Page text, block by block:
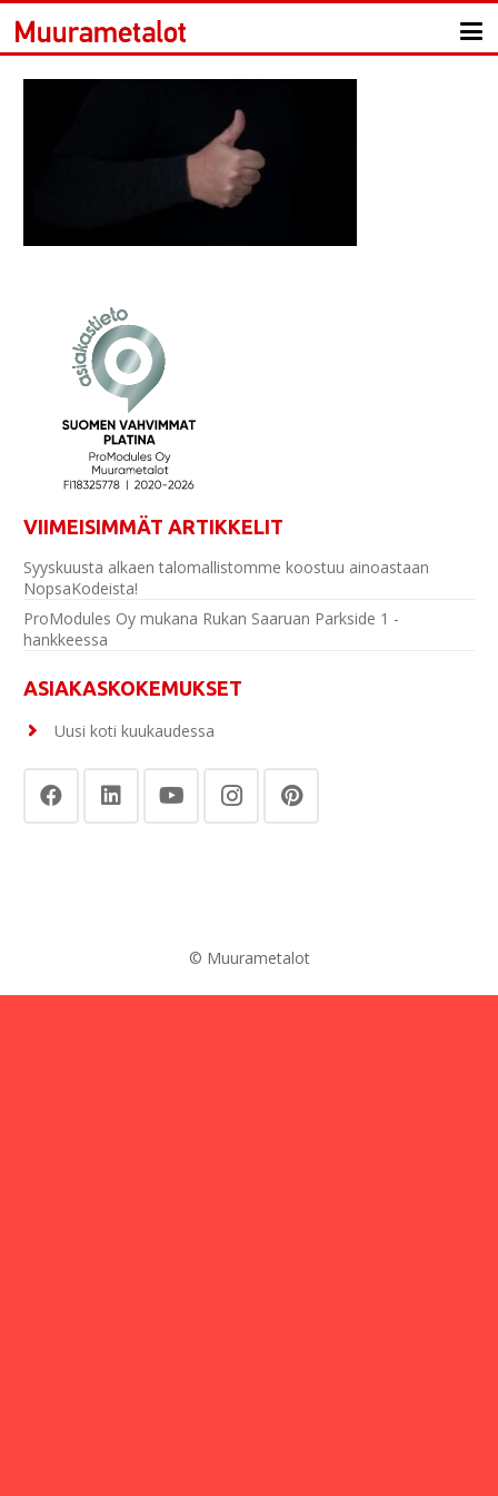
VIIMEISIMMÄT ARTIKKELIT
Syyskuusta alkaen talomallistomme koostuu ainoastaan
NopsaKodeista!
ProModules Oy mukana Rukan Saaruan Parkside 1 -
hankkeessa
ASIAKASKOKEMUKSET
Uusi koti kuukaudessa
© Muurametalot